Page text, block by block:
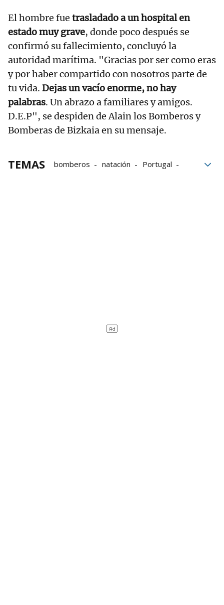
El hombre fue trasladado a un hospital en
estado muy grave, donde poco después se
confirmó su fallecimiento, concluyó la
autoridad marítima. "Gracias por ser como eras
y por haber compartido con nosotros parte de
tu vida. Dejas un vacío enorme, no hay
palabras. Un abrazo a familiares y amigos.
D.E.P", se despiden de Alain los Bomberos y
Bomberas de Bizkaia en su mensaje.
TEMAS bomberos natación
Portugal